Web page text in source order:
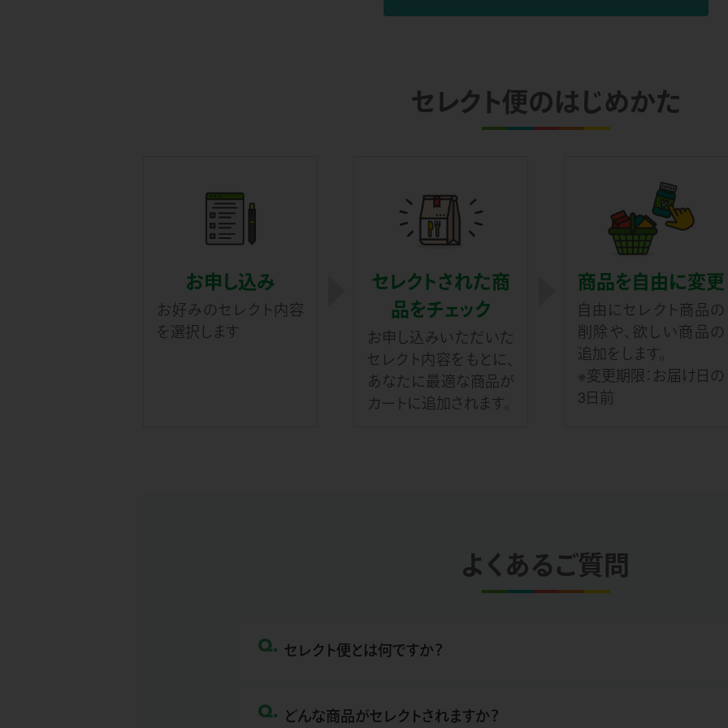
セレクト便のはじめかた
お申し込み
お好みのセレクト内容
を選択します
セレクトされた商
品をチェック
お申し込みいただいた
セレクト内容をもとに、
あなたに最適な商品が
カートに追加されます。
商品を自由に変更
自由にセレクト商品の
削除や、欲しい商品の
追加をします。
※変更期限：お届け日の
3日前
よくあるご質問
セレクト便とは何ですか？
どんな商品がセレクトされますか？